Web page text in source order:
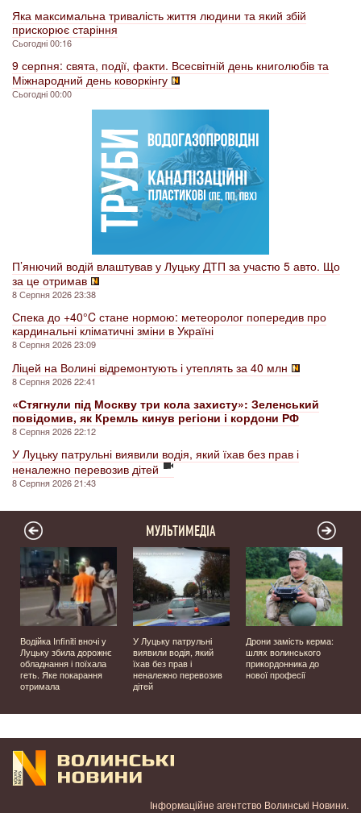
Яка максимальна тривалість життя людини та який збій
прискорює старіння
Сьогодні 00:16
9 серпня: свята, події, факти. Всесвітній день книголюбів та
Міжнародний день коворкінгу
Сьогодні 00:00
П’янючий водій влаштував у Луцьку ДТП за участю 5 авто. Що
за це отримав
8 Серпня 2026 23:38
Спека до +40°C стане нормою: метеоролог попередив про
кардинальні кліматичні зміни в Україні
8 Серпня 2026 23:09
Ліцей на Волині відремонтують і утеплять за 40 млн
8 Серпня 2026 22:41
«Стягнули під Москву три кола захисту»: Зеленський
повідомив, як Кремль кинув регіони і кордони РФ
8 Серпня 2026 22:12
У Луцьку патрульні виявили водія, який їхав без прав і
неналежно перевозив дітей
8 Серпня 2026 21:43
МУЛЬТИМЕДІА
Водійка Infiniti вночі у
Луцьку збила дорожнє
обладнання і поїхала
геть. Яке покарання
отримала
У Луцьку патрульні
виявили водія, який
їхав без прав і
неналежно перевозив
дітей
Дрони замість керма:
шлях волинського
прикордонника до
нової професії
Інформаційне агентство Волинські Новини.